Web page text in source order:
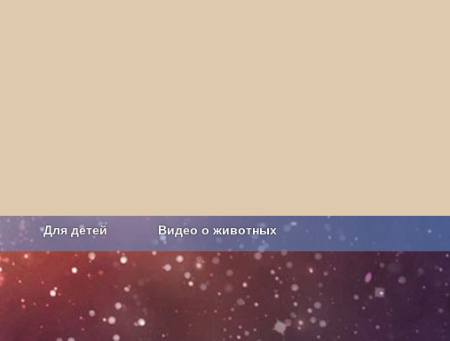
Для детей Видео о животных
Сельское хозяйство